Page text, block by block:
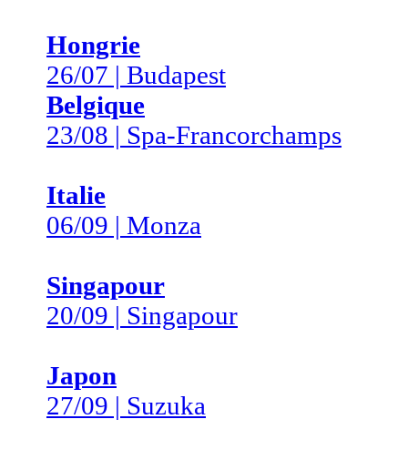
Hongrie
26/07 | Budapest
Belgique
23/08 | Spa-Francorchamps
Italie
06/09 | Monza
Singapour
20/09 | Singapour
Japon
27/09 | Suzuka